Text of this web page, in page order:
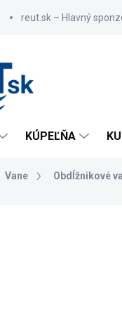
reut.sk – Hlavný
KÚPEĽŇA
Vane Obdĺžnikové